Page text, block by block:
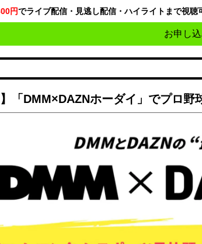
円でライブ配信・見逃し配信・ハイライトまで視聴
お申し
】「DMM×DAZNホーダイ」でプロ野